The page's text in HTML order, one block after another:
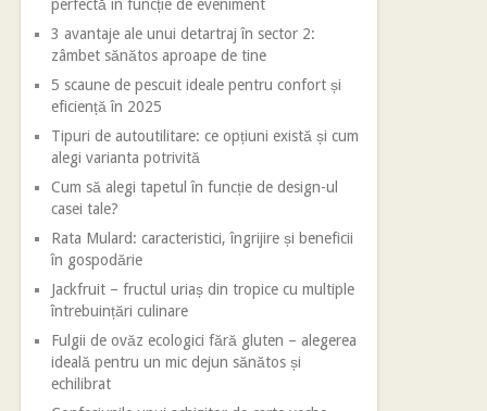
perfectă în funcție de eveniment
3 avantaje ale unui detartraj în sector 2:
zâmbet sănătos aproape de tine
5 scaune de pescuit ideale pentru confort și
eficiență în 2025
Tipuri de autoutilitare: ce opțiuni există și cum
alegi varianta potrivită
Cum să alegi tapetul în funcție de design-ul
casei tale?
Rata Mulard: caracteristici, îngrijire și beneficii
în gospodărie
Jackfruit – fructul uriaș din tropice cu multiple
întrebuințări culinare
Fulgii de ovăz ecologici fără gluten – alegerea
ideală pentru un mic dejun sănătos și
echilibrat